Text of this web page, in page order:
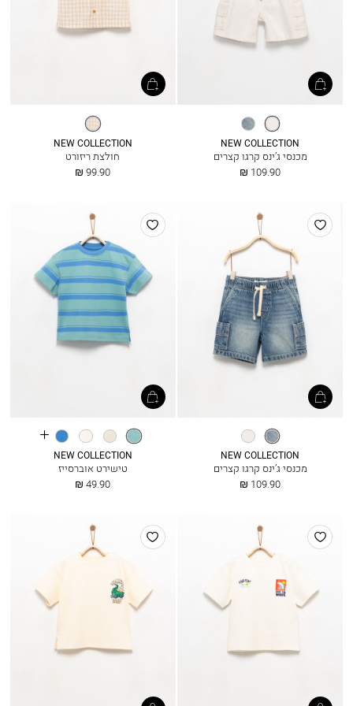
אופוויטמיד
כחול
NEW COLLECTION
מכנסי ג’ינס קרגו קצרים
החל
109.90 ₪
אריג
משובץ
NEW COLLECTION
חולצת ריזורט
החל
99.90 ₪
הוסף
למועדפים
מיד
כחול
אופוויט
NEW COLLECTION
מכנסי ג’ינס קרגו קצרים
החל
109.90 ₪
הוסף
למועדפים
פסים קרח אופוויטכחול
בוהק
See
more
NEW COLLECTION
טישירט אוברסייז
החל
49.90 ₪
הוסף
למועדפים
הוסף
למועדפים